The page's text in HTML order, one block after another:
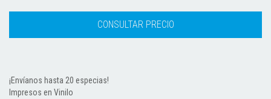
¡Envíanos hasta 20 especias!
Impresos en Vinilo